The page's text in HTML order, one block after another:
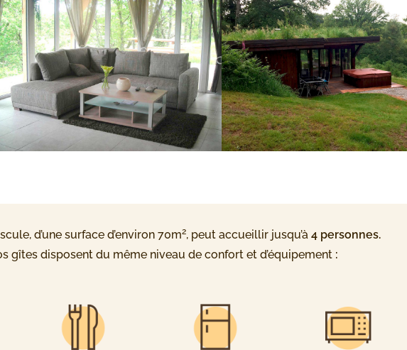
d’une surface d’environ 70m2, peut accueillir jusqu’à 4 personnes.
gîtes disposent du même niveau de confort et d’équipement: